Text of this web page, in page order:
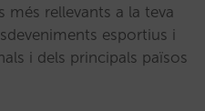
més rellevants a la teva
esportius i
i dels principals països